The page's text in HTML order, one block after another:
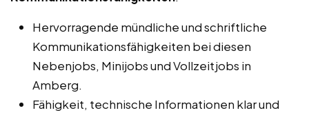
Hervorragende mündliche und schriftliche
Kommunikationsfähigkeiten bei diesen
Nebenjobs, Minijobs und Vollzeitjobs in
Amberg.
Fähigkeit, technische Informationen klar und